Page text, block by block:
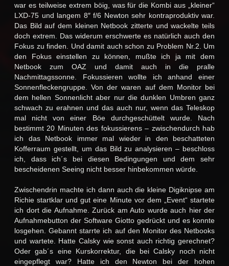
war es teilweise extrem böig, was für die Kombi aus „kleiner“
LXD-75 und langem 8″ f/6 Newton sehr kontraproduktiv war.
Das Bild auf dem kleinen Netbook zitterte und wackelte teils
doch extrem. Das widerum erschwerte es natürlich auch den
Fokus zu finden. Und damit auch schon zu Problem Nr.2. Um
den Fokus einstellen zu können, mußte ich ja mit dem
Netbook zum OAZ und damit auch in die pralle
Nachmittagssonne. Fokussieren wollte ich anhand einer
Sonnenfleckengruppe. Von der waren auf dem Monitor bei
dem hellen Sonnenlicht aber nur die dunklen Umbren ganz
schwach zu erahnen und das auch nur, wenn das Teleskop
mal nicht von einer Böe durchgeschüttelt wurde. Nach
bestimmt 20 Minuten des fokussierens – zwischendurch hab
ich das Netbook immer mal wieder in den beschatteten
Kofferraum gestellt, um das Bild zu analysieren – beschloss
ich, dass ich´s bei diesen Bedingungen und dem sehr
bescheidenen Seeing nicht besser hinbekommen würde.
Zwischendrin machte ich dann auch die kleine Digiknipse am
Richie startklar und gut eine Minute vor dem „Event“ startete
ich dort die Aufnahme. Zurück am Auto wurde auch hier der
Aufnahmebutton der Software Giotto gedrückt und es konnte
losgehen. Gebannt starrte ich auf den Monitor des Netbooks
und wartete. Hatte Calsky wie sonst auch richtig gerechnet?
Oder gab´s eine Kurskorrektur, die bei Calsky noch nicht
eingepflegt war? Hatte ich den Newton bei der hohen